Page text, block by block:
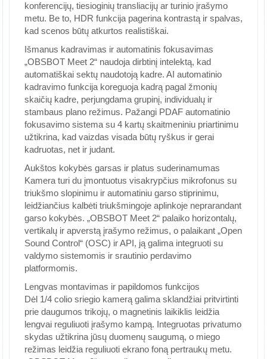
konferencijų, tiesioginių transliacijų ar turinio įrašymo
metu. Be to, HDR funkcija pagerina kontrastą ir spalvas,
kad scenos būtų atkurtos realistiškai.
Išmanus kadravimas ir automatinis fokusavimas
„OBSBOT Meet 2“ naudoja dirbtinį intelektą, kad
automatiškai sektų naudotoją kadre. AI automatinio
kadravimo funkcija koreguoja kadrą pagal žmonių
skaičių kadre, perjungdama grupinį, individualų ir
stambaus plano režimus. Pažangi PDAF automatinio
fokusavimo sistema su 4 kartų skaitmeniniu priartinimu
užtikrina, kad vaizdas visada būtų ryškus ir gerai
kadruotas, net ir judant.
Aukštos kokybės garsas ir platus suderinamumas
Kamera turi du įmontuotus visakrypčius mikrofonus su
triukšmo slopinimu ir automatiniu garso stiprinimu,
leidžiančius kalbėti triukšmingoje aplinkoje neprarandant
garso kokybės. „OBSBOT Meet 2“ palaiko horizontalų,
vertikalų ir apverstą įrašymo režimus, o palaikant „Open
Sound Control“ (OSC) ir API, ją galima integruoti su
valdymo sistemomis ir srautinio perdavimo
platformomis.
Lengvas montavimas ir papildomos funkcijos
Dėl 1/4 colio sriegio kamerą galima sklandžiai pritvirtinti
prie daugumos trikojų, o magnetinis laikiklis leidžia
lengvai reguliuoti įrašymo kampą. Integruotas privatumo
skydas užtikrina jūsų duomenų saugumą, o miego
režimas leidžia reguliuoti ekrano foną pertraukų metu.